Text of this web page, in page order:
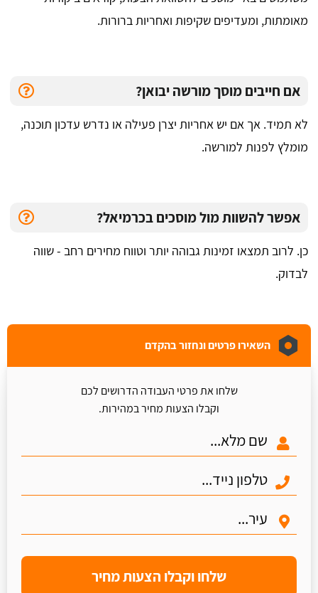
מאומתות, ומעדיפים שקיפות ואחריות ברורות.
אם חייבים מוסך מורשה יבואן?
לא תמיד. אך אם יש אחריות יצרן פעילה או נדרש עדכון תוכנה,
מומלץ לפנות למורשה.
אפשר להשוות מול מוסכים בכרמיאל?
כן. לרוב תמצאו זמינות גבוהה יותר וטווח מחירים רחב - שווה
לבדוק.
השאירו פרטים ונחזור בהקדם
שלחו את פרטי העבודה הדרושים לכם
וקבלו הצעות מחיר במהירות.
שלחו וקבלו הצעות מחיר